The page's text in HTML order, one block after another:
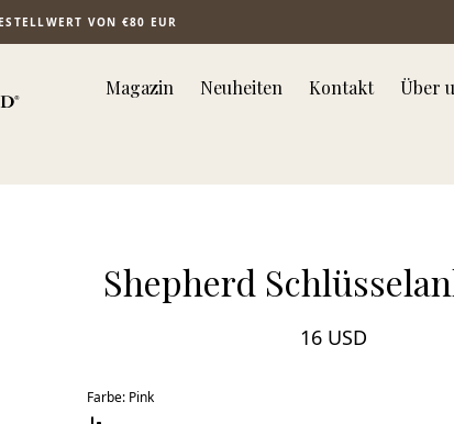
VON €80 EUR
Magazin Neuheiten Kontakt Über
Shepherd
16 USD
Farbe: Pink